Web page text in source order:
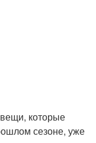
которые
сезоне, уже